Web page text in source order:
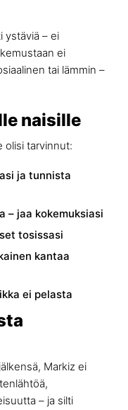
ystäviä – ei
ei
tai lämmin –
naisille
olisi tarvinnut:
ja tunnista
– jaa kokemuksiasi
tosissasi
kantaa
ei pelasta
Markiz ei
– ja silti